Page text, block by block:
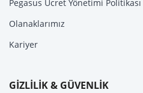
Pegasus Ücret Yönetimi Politikası
Olanaklarımız
Kariyer
GİZLİLİK & GÜVENLİK